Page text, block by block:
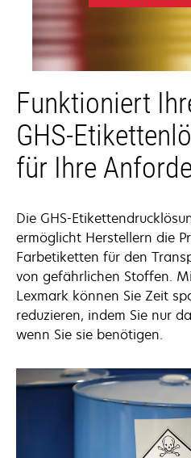
Funktioniert
GHS-
für Ihre
Die GHS-
ermöglicht Herstellern die
Farbetiketten für den
von gefährlichen Stoffen.
Lexmark können Sie Zeit
reduzieren, indem Sie nur
wenn Sie sie benötigen.